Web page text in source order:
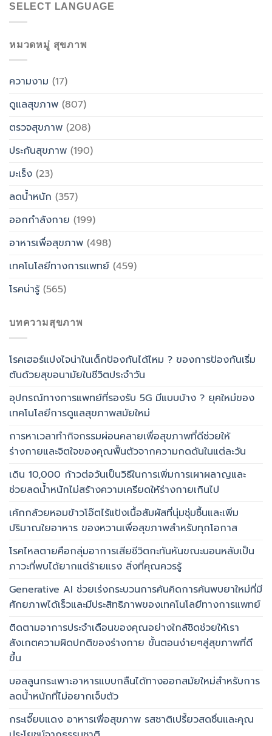
SELECT LANGUAGE
หมวดหมู่ สุขภาพ
ความงาม (17)
ดูแลสุขภาพ (807)
ตรวจสุขภาพ (208)
ประกันสุขภาพ (190)
มะเร็ง (23)
ลดน้ำหนัก (357)
ออกกำลังกาย (199)
อาหารเพื่อสุขภาพ (498)
เทคโนโลยีทางการแพทย์ (459)
โรคน่ารู้(565)
บทความสุขภาพ
โรคเฮอร์แปงไจน่าในเด็กป้องกันได้ไหม ? ของการป้องกันเริ่ม
ต้นด้วยสุขอนามัยในชีวิตประจำวัน
อุปกรณ์ทางการแพทย์ที่รองรับ 5G มีแบบบ้าง ? ยุคใหม่ของ
เทคโนโลยีการดูแลสุขภาพสมัยใหม่
การหาเวลาทำกิจกรรมผ่อนคลายเพื่อสุขภาพที่ดีช่วยให้
ร่างกายและจิตใจของคุณฟื้นตัวจากความกดดันในแต่ละวัน
เดิน 10,000 ก้าวต่อวันเป็นวิธีในการเพิ่มการเผาผลาญและ
ช่วยลดน้ำหนักไม่สร้างความเครียดให้ร่างกายเกินไป
เค้กกล้วยหอมข้าวโอ๊ตไร้แป้งเนื้อสัมผัสที่นุ่มชุ่มชื้นและเพิ่ม
ปริมาณใยอาหาร ของหวานเพื่อสุขภาพสำหรับทุกโอกาส
โรคไหลตายคือกลุ่มอาการเสียชีวิตกะทันหันขณะนอนหลับเป็น
ภาวะที่พบได้ยากแต่ร้ายแรง สิ่งที่คุณควรรู้
Generative AI ช่วยเร่งกระบวนการค้นคิดการค้นพบยาใหม่ที่มี
ศักยภาพได้เร็วและมีประสิทธิภาพของเทคโนโลยีทางการแพทย์
ติดตามอาการประจำเดือนของคุณอย่างใกล้ชิดช่วยให้เรา
สังเกตความผิดปกติของร่างกาย ขั้นตอนง่ายๆสู่สุขภาพที่ดี
ขึ้น
บอลลูนกระเพาะอาหารแบบกลืนได้ทางออกสมัยใหม่สำหรับการ
ลดน้ำหนักที่ไม่อยากเจ็บตัว
กระเจี๊ยบแดง อาหารเพื่อสุขภาพ รสชาติเปรี้ยวสดชื่นและคุณ